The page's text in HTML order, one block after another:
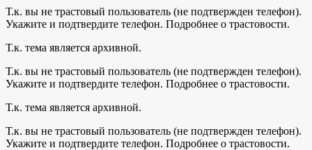
Т.к. вы не трастовый пользователь (не подтвержден телефон).
Укажите и подтвердите телефон. Подробнее о трастовости.
Т.к. тема является архивной.
Т.к. вы не трастовый пользователь (не подтвержден телефон).
Укажите и подтвердите телефон. Подробнее о трастовости.
Т.к. тема является архивной.
Т.к. вы не трастовый пользователь (не подтвержден телефон).
Укажите и подтвердите телефон. Подробнее о трастовости.